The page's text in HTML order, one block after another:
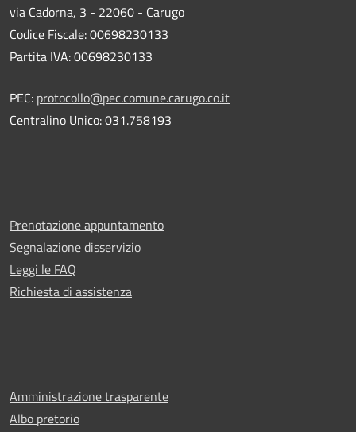
via Cadorna, 3 - 22060 - Carugo
Codice Fiscale: 00698230133
Partita IVA: 00698230133
PEC: protocollo@pec.comune.carugo.co.it
Centralino Unico: 031.758193
Prenotazione appuntamento
Segnalazione disservizio
Leggi le FAQ
Richiesta di assistenza
Amministrazione trasparente
Albo pretorio